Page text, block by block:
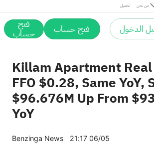
تحميل من نحن
الدخول فتح حساب فتح
حساب
Killam Apartment Real
FFO $0.28, Same YoY,
$96.676M Up From
YoY
Benzinga News 21:17 06/05